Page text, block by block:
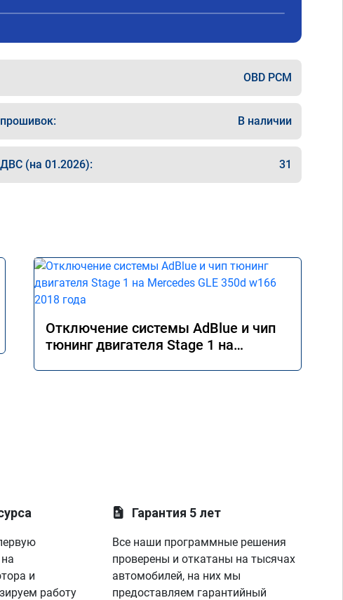
OBD PCM
В наличии
(на 01.2026): 31
Отключение системы AdBlue и чип
тюнинг двигателя Stage 1 на
и
работу
Гарантия 5 лет
Все наши программные решения
проверены и откатаны на тысячах
автомобилей, на них мы
предоставляем гарантийный